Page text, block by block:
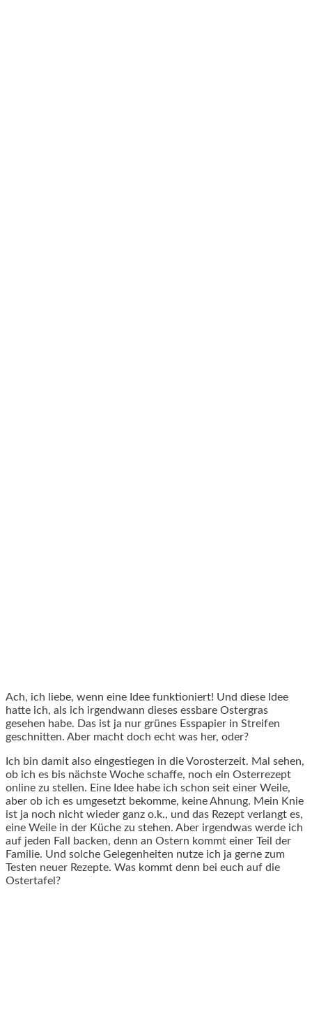
Ach, ich liebe, wenn eine Idee funktioniert! Und diese Idee
hatte ich, als ich irgendwann dieses essbare Ostergras
gesehen habe. Das ist ja nur grünes Esspapier in Streifen
geschnitten. Aber macht doch echt was her, oder?
Ich bin damit also eingestiegen in die Vorosterzeit. Mal sehen,
ob ich es bis nächste Woche schaffe, noch ein Osterrezept
online zu stellen. Eine Idee habe ich schon seit einer Weile,
aber ob ich es umgesetzt bekomme, keine Ahnung. Mein Knie
ist ja noch nicht wieder ganz o.k., und das Rezept verlangt es,
eine Weile in der Küche zu stehen. Aber irgendwas werde ich
auf jeden Fall backen, denn an Ostern kommt einer Teil der
Familie. Und solche Gelegenheiten nutze ich ja gerne zum
Testen neuer Rezepte. Was kommt denn bei euch auf die
Ostertafel?